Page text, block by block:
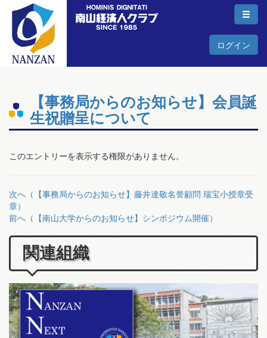
ログイン
【事務局からのお知らせ】会員誕
生祝贈呈について
このエントリーを表示する権限がありません。
次へ（【事務局からのお知らせ】藤井達敬名誉顧問 瑞宝小授章受
章）
前へ（【南山大学からのお知らせ】シンポジウム開催）
関連組織